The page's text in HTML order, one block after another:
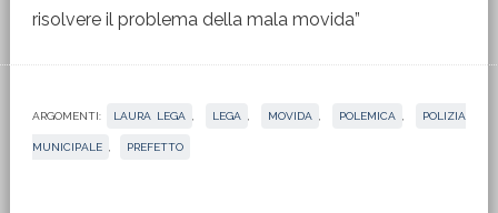
risolvere il problema della mala movida”
ARGOMENTI: LAURA LEGA LEGA MOVIDA POLEMICA POLIZIA
MUNICIPALE PREFETTO